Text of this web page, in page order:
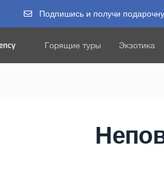
Подпишись и получи
Горящие туры Экзотика